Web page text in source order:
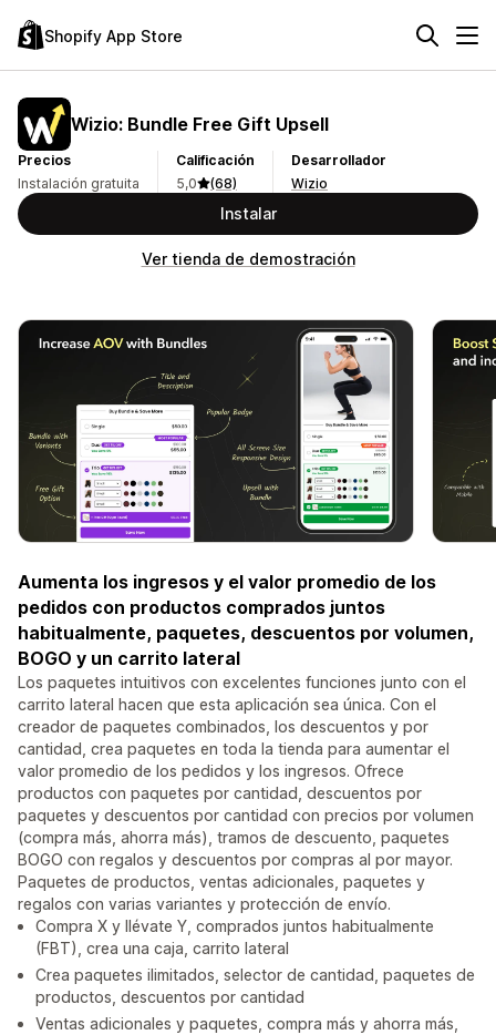
Shopify App Store
Wizio: Bundle Free Gift Upsell
Precios
Instalación gratuita
Calificación
5,0
(68)
Desarrollador
Wizio
Instalar
Ver tienda de demostración
Aumenta los ingresos y el valor promedio de los
pedidos con productos comprados juntos
habitualmente, paquetes, descuentos por volumen,
BOGO y un carrito lateral
Los paquetes intuitivos con excelentes funciones junto con el
carrito lateral hacen que esta aplicación sea única. Con el
creador de paquetes combinados, los descuentos y por
cantidad, crea paquetes en toda la tienda para aumentar el
valor promedio de los pedidos y los ingresos. Ofrece
productos con paquetes por cantidad, descuentos por
paquetes y descuentos por cantidad con precios por volumen
(compra más, ahorra más), tramos de descuento, paquetes
BOGO con regalos y descuentos por compras al por mayor.
Paquetes de productos, ventas adicionales, paquetes y
regalos con varias variantes y protección de envío.
Compra X y llévate Y, comprados juntos habitualmente
(FBT), crea una caja, carrito lateral
Crea paquetes ilimitados, selector de cantidad, paquetes de
productos, descuentos por cantidad
Ventas adicionales y paquetes, compra más y ahorra más,